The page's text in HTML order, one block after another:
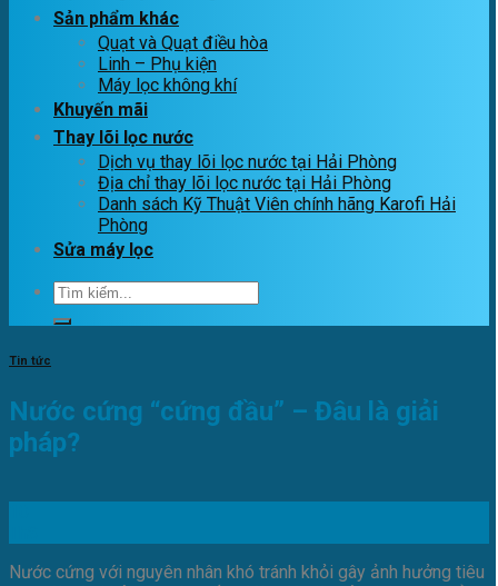
Sản phẩm khác
Quạt và Quạt điều hòa
Linh – Phụ kiện
Máy lọc không khí
Khuyến mãi
Thay lõi lọc nước
Dịch vụ thay lõi lọc nước tại Hải Phòng
Địa chỉ thay lõi lọc nước tại Hải Phòng
Danh sách Kỹ Thuật Viên chính hãng Karofi Hải
Phòng
Sửa máy lọc
Tìm
kiếm:
Tin tức
Nước cứng “cứng đầu” – Đâu là giải
pháp?
Nước cứng với nguyên nhân khó tránh khỏi gây ảnh hưởng tiêu